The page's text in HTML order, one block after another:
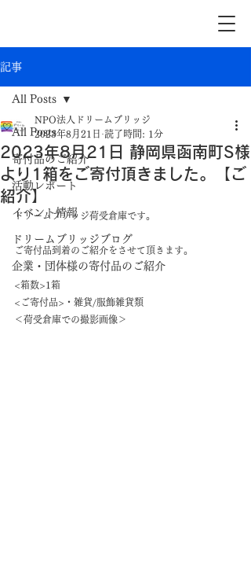
記事
All Posts
寄付品のご紹介
活動レポート
イベント情報
ドリームブリッジブログ
企業・団体様の寄付品のご紹介
All Posts
2023年8月21日 静岡県函南町S様
より1箱をご寄付頂きました。【ご
紹介】
NPO法人ドリームブリッジ
2023年8月21日 読了時間: 1分
ドリームブリッジ荷受倉庫です。
ご寄付品到着のご紹介をさせて頂きます。
<箱数>1箱
<ご寄付品>・雑貨/服飾雑貨類
＜荷受倉庫での撮影画像＞